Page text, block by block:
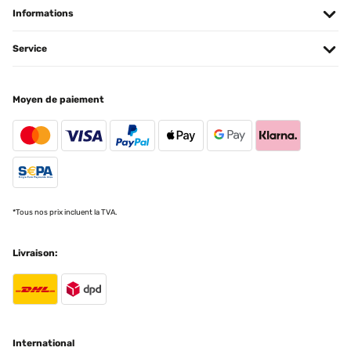
Traduire
Cet espace de jardin présente des finitions correctes.Le modèle
installé fait 1800x900x600.L'emballage carton correct de
930x665x60 (mm) et peut se porter aisément.Quelques fines
bavures résultant des découpes sont perceptibles, sans danger
particulier en utilisant des gants pour le montage.Placer les
grand repli en bas) ou neutralisées par l'assemblage (zone contact
de 6/10ème conviennent et présentent une durabilité
convient parfaitement à cet usage sans risque de rupture au
serrage manuel.J'ai ajouté une tige filetée M6 pour limiter la
déformation au milieu des longueurs des bacs. Cette précaution
j'ai rajouté au fond un grillage galvanisé de maille 6,3x6,3 fil 0,6
Informations
Service
Moyen de paiement
*Tous nos prix incluent la TVA.
Livraison:
International